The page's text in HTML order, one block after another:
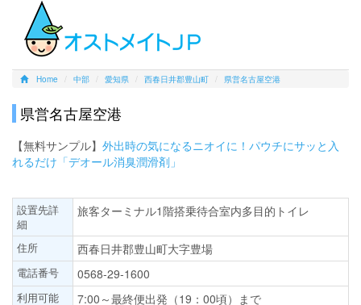
Home 中部 愛知県 西春日井郡豊山町 県営名古屋空港
県営名古屋空港
【無料サンプル】 外出時の気になるニオイに！パウチにサッと入
れるだけ「デオール消臭潤滑剤」
設置先詳
細
旅客ターミナル1階搭乗待合室内多目的トイレ
住所 西春日井郡豊山町大字豊場
電話番号 0568-29-1600
利用可能
7:00～最終便出発（19：00頃）まで